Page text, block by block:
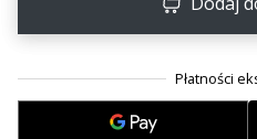
jesteś
siatkówki,
tak